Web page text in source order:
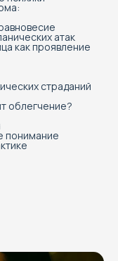
атак
как проявление
страданий
облегчение?
понимание